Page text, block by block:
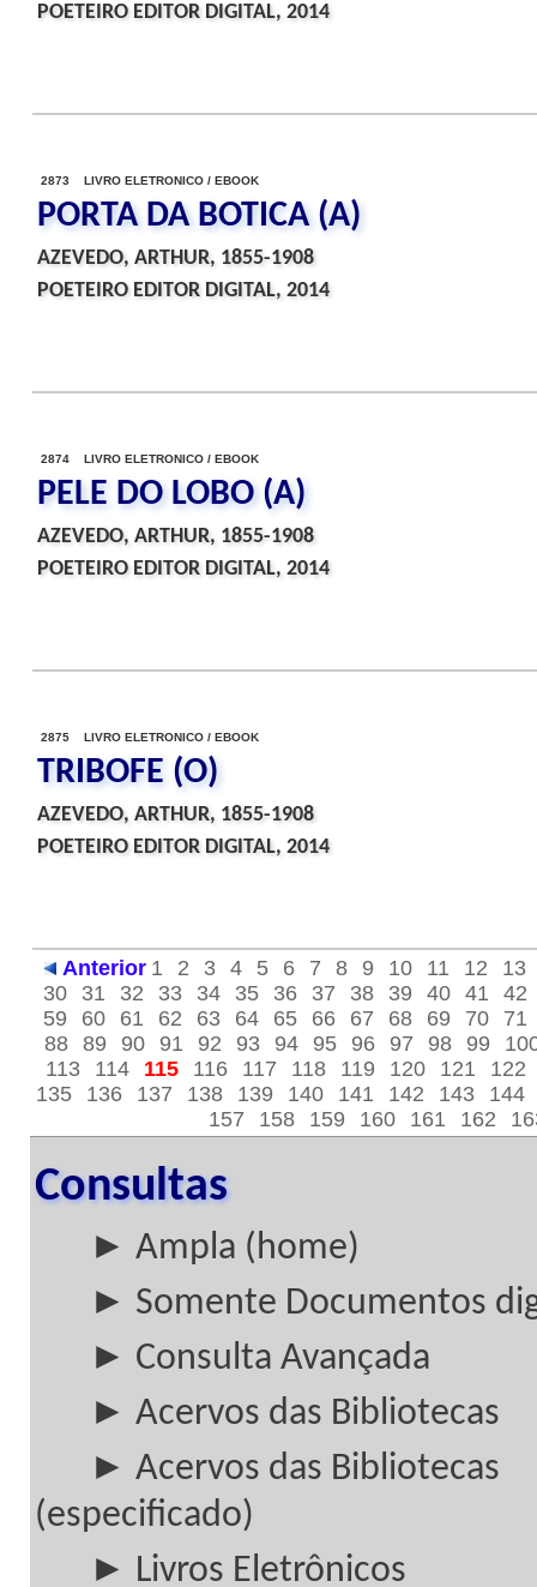
POETEIRO EDITOR DIGITAL, 2014
2873 LIVRO ELETRONICO / EBOOK
PORTA DA BOTICA (A)
AZEVEDO, ARTHUR, 1855-1908
POETEIRO EDITOR DIGITAL, 2014
2874 LIVRO ELETRONICO / EBOOK
PELE DO LOBO (A)
AZEVEDO, ARTHUR, 1855-1908
POETEIRO EDITOR DIGITAL, 2014
2875 LIVRO ELETRONICO / EBOOK
TRIBOFE (O)
AZEVEDO, ARTHUR, 1855-1908
POETEIRO EDITOR DIGITAL, 2014
Anterior 1 2 3 4 5 6 7 8 9 10 11 12
13
30
31 32 33 34 35 36 37 38 39 40 41
42
59
60 61 62 63 64 65 66 67 68 69 70
71
88 89 90 91 92 93 94 95 96 97 98 99
113
114 115 116 117 118 119 120 121
122
135
136 137 138 139 140 141 142 143
144
157
158 159 160 161 162
Consultas
► Ampla (home)
► Somente Documentos
► Consulta Avançada
► Acervos das Bibliotecas
► Acervos das Bibliotecas
(especificado)
► Livros Eletrônicos